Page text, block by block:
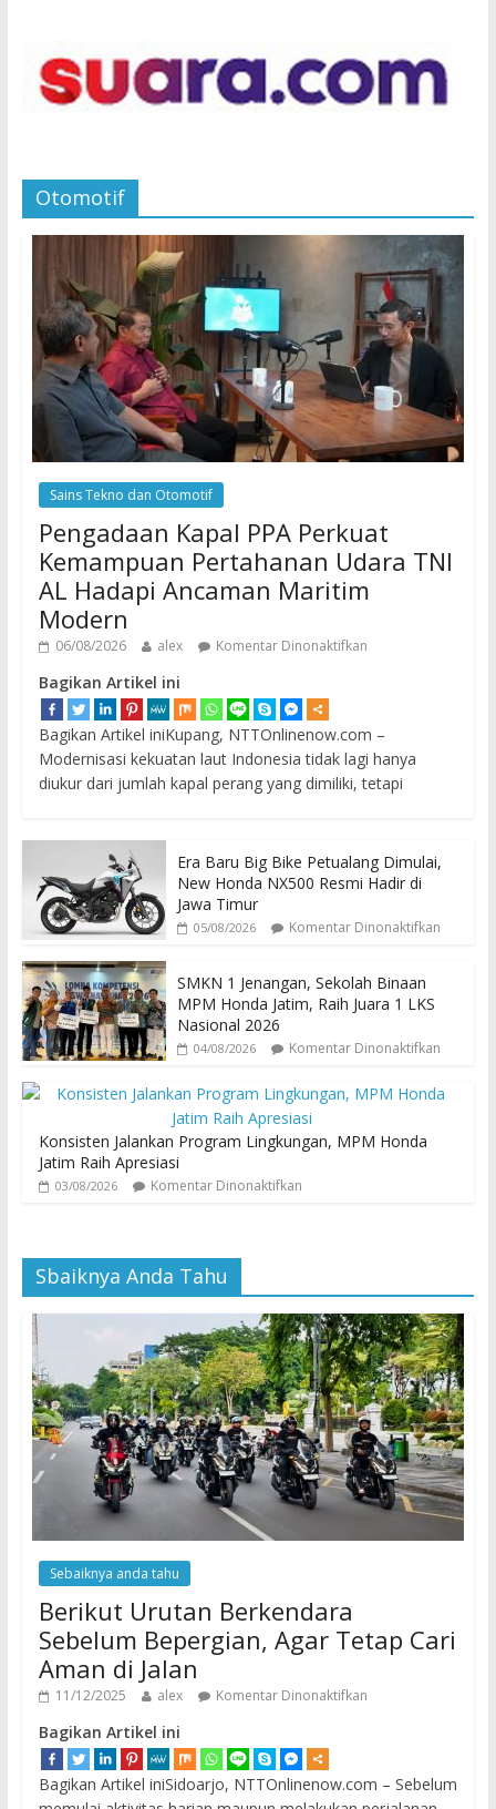
Otomotif
Sains Tekno dan Otomotif
Pengadaan Kapal PPA Perkuat
Kemampuan Pertahanan Udara TNI
AL Hadapi Ancaman Maritim
Modern
06/08/2026 alex Komentar Dinonaktifkan
Bagikan Artikel ini
Bagikan Artikel iniKupang, NTTOnlinenow.com –
Modernisasi kekuatan laut Indonesia tidak lagi hanya
diukur dari jumlah kapal perang yang dimiliki, tetapi
Era Baru Big Bike Petualang Dimulai,
New Honda NX500 Resmi Hadir di
Jawa Timur
05/08/2026 Komentar Dinonaktifkan
SMKN 1 Jenangan, Sekolah Binaan
MPM Honda Jatim, Raih Juara 1 LKS
Nasional 2026
04/08/2026 Komentar Dinonaktifkan
Konsisten Jalankan Program Lingkungan, MPM Honda
Jatim Raih Apresiasi
03/08/2026 Komentar Dinonaktifkan
Sbaiknya Anda Tahu
Sebaiknya anda tahu
Berikut Urutan Berkendara
Sebelum Bepergian, Agar Tetap Cari
Aman di Jalan
11/12/2025 alex Komentar Dinonaktifkan
Bagikan Artikel ini
Bagikan Artikel iniSidoarjo, NTTOnlinenow.com – Sebelum